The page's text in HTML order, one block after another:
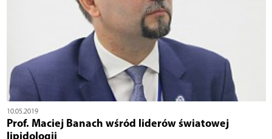
10.05.2019
Prof. Maciej Banach wśród liderów światowej
lipidologii